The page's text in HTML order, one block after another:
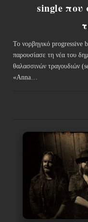
single που
Το νορβηγικό progressive
παρουσίασε τη νέα του
θαλασσινών τραγουδιών
«Anna…